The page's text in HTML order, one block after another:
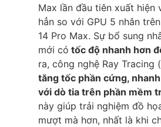
Max lần đầu tiên xuất hiện
hẳn so với GPU 5 nhân
14 Pro Max. Sự bổ sung
mới có tốc độ nhanh hơn
ra, công nghệ Ray Tracing
tăng tốc phần cứng,
với dò tia trên phần mềm
này giúp trải nghiệm đồ
mượt mà hơn, nhất là khi